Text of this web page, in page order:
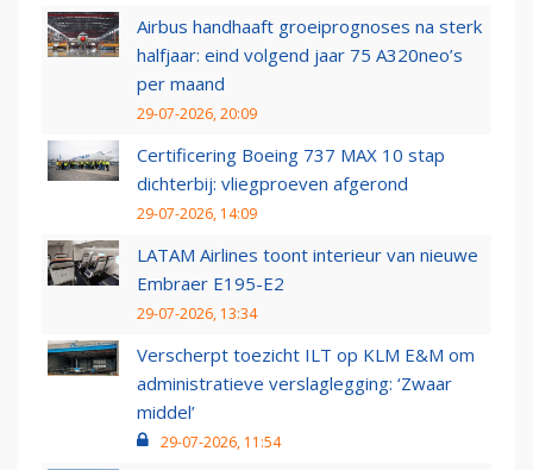
Airbus handhaaft groeiprognoses na sterk
halfjaar: eind volgend jaar 75 A320neo’s
per maand
29-07-2026, 20:09
Certificering Boeing 737 MAX 10 stap
dichterbij: vliegproeven afgerond
29-07-2026, 14:09
LATAM Airlines toont interieur van nieuwe
Embraer E195-E2
29-07-2026, 13:34
Verscherpt toezicht ILT op KLM E&M om
administratieve verslaglegging: ‘Zwaar
middel’
29-07-2026, 11:54